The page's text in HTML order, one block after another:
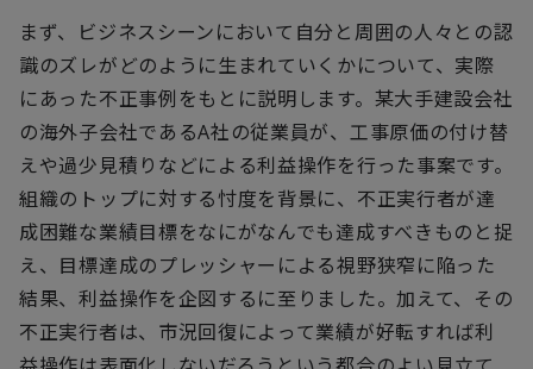
まず、ビジネスシーンにおいて自分と周囲の人々との認
識のズレがどのように生まれていくかについて、実際
にあった不正事例をもとに説明します。某大手建設会社
の海外子会社であるA社の従業員が、工事原価の付け替
えや過少見積りなどによる利益操作を行った事案です。
組織のトップに対する忖度を背景に、不正実行者が達
成困難な業績目標をなにがなんでも達成すべきものと捉
え、目標達成のプレッシャーによる視野狭窄に陥った
結果、利益操作を企図するに至りました。加えて、その
不正実行者は、市況回復によって業績が好転すれば利